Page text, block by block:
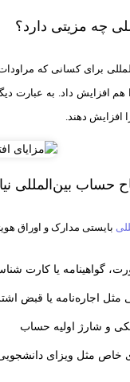
چه مزیتی دارد؟
برای کسانی که
هم افزایش داد. به عبارت
افزایش دهند.
حساب بین‌المللی
بایستی مدارک و اوراق
گواهینامه یا کارت
مثل اجاره‌نامه یا قبض
و شارژ اولیه حساب
خاص مثل ویزای